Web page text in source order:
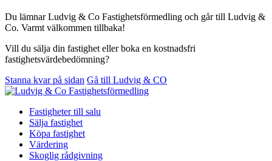
Du lämnar Ludvig & Co Fastighetsförmedling och går till Ludvig &
Co. Varmt välkommen tillbaka!
Vill du sälja din fastighet eller boka en kostnadsfri
fastighetsvärdebedömning?
Stanna kvar på sidan Gå till Ludvig & CO
Fastigheter till salu
Sälja fastighet
Köpa fastighet
Värdering
Skoglig rådgivning